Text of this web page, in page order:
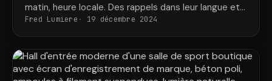
matin, heure locale. Des rappels dans leur langue et à
leur fuseau horaire permettent de résoudre ces
deux problèmes.
Fred Lumiere 19 décembre 2024